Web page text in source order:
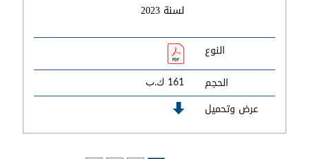
لسنة 2023
النوع
الحجم
161 ك.ب
عرض وتحميل